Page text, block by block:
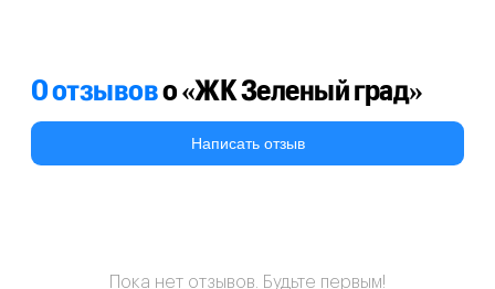
0 отзывово «ЖК Зеленый град»
Написать отзыв
Пока нет отзывов. Будьте первым!